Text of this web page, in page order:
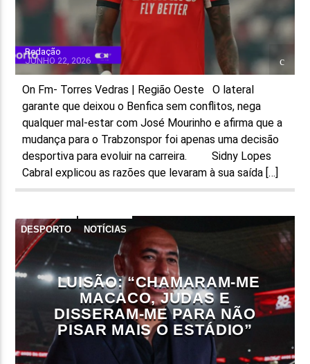
Redação
JUNHO 22, 2026
On Fm- Torres Vedras | Região Oeste O lateral
garante que deixou o Benfica sem conflitos, nega
qualquer mal-estar com José Mourinho e afirma que a
mudança para o Trabzonspor foi apenas uma decisão
desportiva para evoluir na carreira. Sidny Lopes
Cabral explicou as razões que levaram à sua saída […]
DESPORTO NOTÍCIAS
LUISÃO: “CHAMARAM-ME
MACACO, JUDAS E
DISSERAM-ME PARA NÃO
PISAR MAIS O ESTÁDIO”